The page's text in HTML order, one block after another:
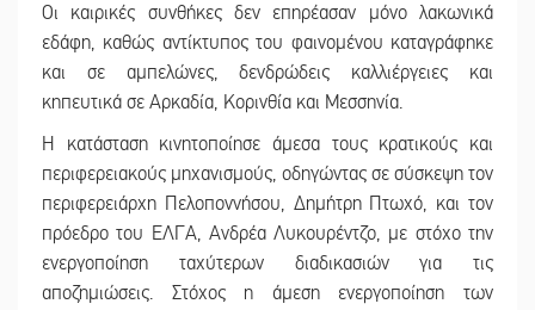
Οι καιρικές συνθήκες δεν επηρέασαν μόνο λακωνικά
εδάφη, καθώς αντίκτυπος του φαινομένου καταγράφηκε
και σε αμπελώνες, δενδρώδεις καλλιέργειες και
κηπευτικά σε Αρκαδία, Κορινθία και Μεσσηνία.
Η κατάσταση κινητοποίησε άμεσα τους κρατικούς και
περιφερειακούς μηχανισμούς, οδηγώντας σε σύσκεψη τον
περιφερειάρχη Πελοποννήσου, Δημήτρη Πτωχό, και τον
πρόεδρο του ΕΛΓΑ, Ανδρέα Λυκουρέντζο, με στόχο την
ενεργοποίηση ταχύτερων διαδικασιών για τις
αποζημιώσεις. Στόχος η άμεση ενεργοποίηση των